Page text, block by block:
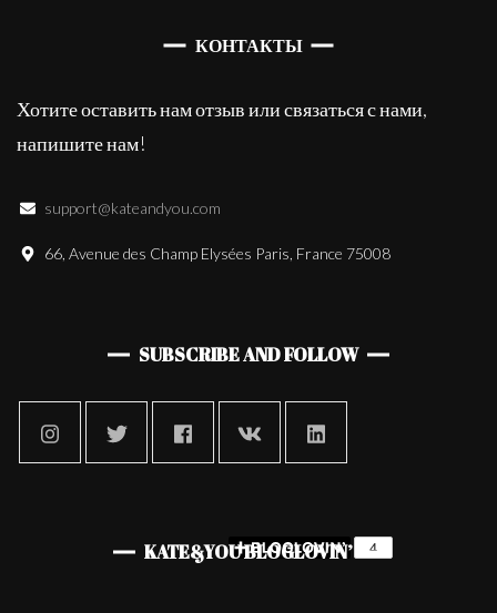
КОНТАКТЫ
Хотите оставить нам отзыв или связаться с нами,
напишите нам!
support@kateandyou.com
66, Avenue des Champ Elysées Paris, France 75008
SUBSCRIBE AND FOLLOW
KATE&YOU BLOGLOVIN’